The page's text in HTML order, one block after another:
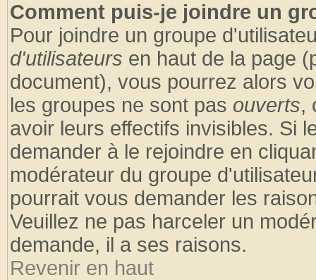
Comment puis-je joindre un
Pour joindre un groupe
d'utilisateurs en haut de la page
document), vous pourrez alors
les groupes ne sont pas ouverts,
avoir leurs effectifs invisibles. Si
demander à le rejoindre en
modérateur du groupe
pourrait vous demander les
Veuillez ne pas harceler un
demande, il a ses raisons.
Revenir en haut